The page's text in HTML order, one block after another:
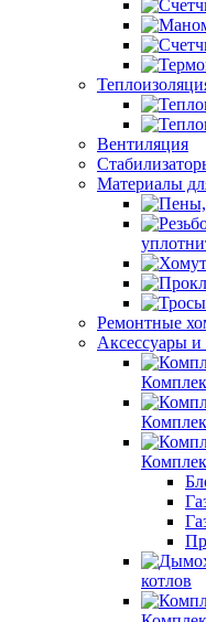
Вентиляция
Материалы
Ремонтные
Аксессуары
котлов